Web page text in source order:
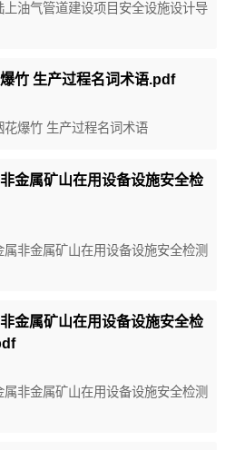
油气管道建设项目安全设施设计导
竹 生产过程名词术语.pdf
爆竹 生产过程名词术语
金属矿山在用设备设施安全检
非金属矿山在用设备设施安全检测
金属矿山在用设备设施安全检
非金属矿山在用设备设施安全检测